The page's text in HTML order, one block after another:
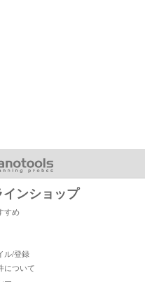
インショップ
すめ
ル/登録
について